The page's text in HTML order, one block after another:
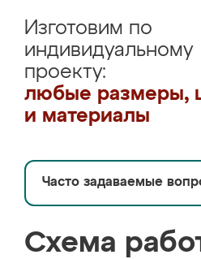
Изготовим по
индивидуальному
проекту:
любые размеры,
и материалы
Часто задаваемые
Схема